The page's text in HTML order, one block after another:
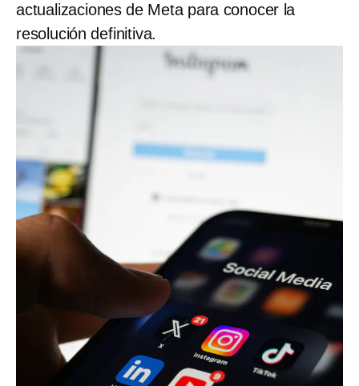
actualizaciones de Meta para conocer la
resolución definitiva.